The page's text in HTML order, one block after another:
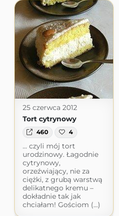
25 czerwca 2012
Tort cytrynowy
460 4
... czyli mój tort
urodzinowy. Łagodnie
cytrynowy,
orzeźwiający, nie za
ciężki, z grubą warstwą
delikatnego kremu –
dokładnie tak jak
chciałam! Gościom (...)